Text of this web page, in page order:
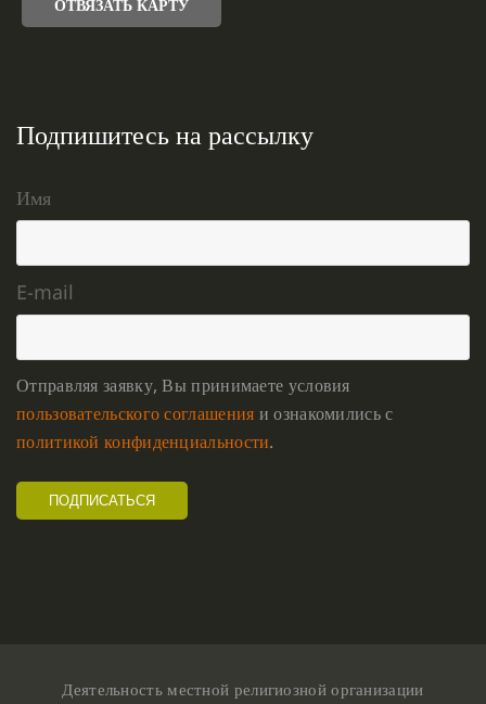
ОТВЯЗАТЬ КАРТУ
Подпишитесь на рассылку
Имя
E-mail
Отправляя заявку, Вы принимаете условия
пользовательского соглашения и ознакомились с
политикой конфиденциальности.
Деятельность местной религиозной организации